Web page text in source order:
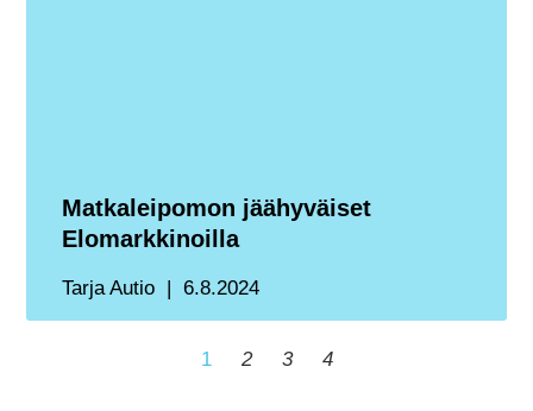
Matkaleipomon jäähyväiset
Elomarkkinoilla
Tarja Autio 6.8.2024
1 2 3 4